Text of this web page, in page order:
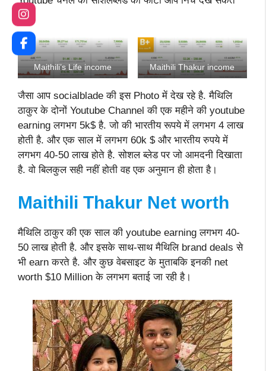
है।
Maithili’s Life income Maithili Thakur income
जैसा आप socialblade की इस Photo में देख रहे है. मैथिलि
ठाकुर के दोनों Youtube Channel की एक महीने की youtube
earning लगभग 5k$ है. जो की भारतीय रूपये में लगभग 4 लाख
होती है. और एक साल में लगभग 60k $ और भारतीय रुपये में
लगभग 40-50 लाख होते है. सोशल ब्लेड पर जो आमदनी दिखाता
है. वो बिलकुल सही नहीं होती वह एक अनुमान ही होता है।
Maithili Thakur Net worth
मैथिलि ठाकुर की एक साल की youtube earning लगभग 40-
50 लाख होती है. और इसके साथ-साथ मैथिलि brand deals से
भी earn करते है. और कुछ वेबसाइट के मुताबकि इनकी net
worth $10 Million के लगभग बताई जा रही है।